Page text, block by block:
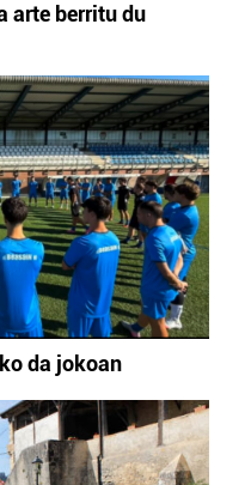
arte berritu du
da jokoan